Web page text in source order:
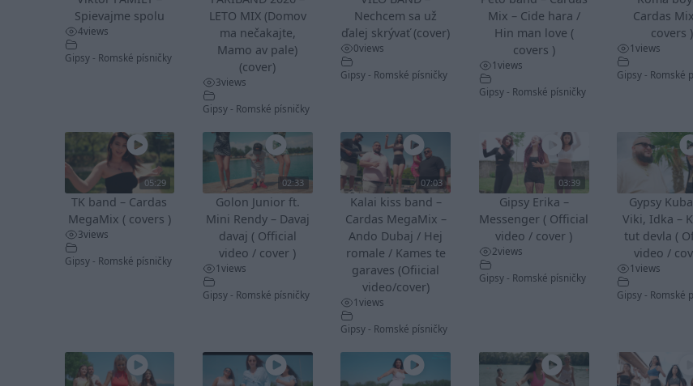
Spievajme spolu
4views
Gipsy - Romské písničky
LETO MIX (Domov
ma nečakajte,
Mamo av pale)
(cover)
3views
Gipsy - Romské písničky
Nechcem sa už
ďalej skrývať (cover)
0views
Gipsy - Romské písničky
Mix – Cide hara /
Hin man love (
covers )
1views
Gipsy - Romské písničky
Cardas
covers )
1views
Gipsy - Romské
05:29
TK band – Cardas
MegaMix ( covers )
3views
Gipsy - Romské písničky
02:33
Golon Junior ft.
Mini Rendy – Davaj
davaj ( Official
video / cover )
1views
Gipsy - Romské písničky
07:03
Kalai kiss band –
Cardas MegaMix –
Ando Dubaj / Hej
romale / Kames te
garaves (Ofiicial
video/cover)
1views
Gipsy - Romské písničky
03:39
Gipsy Erika –
Messenger ( Official
video / cover )
2views
Gipsy - Romské písničky
Gypsy
Viki, Idka –
tut devla (
video /
1views
Gipsy - Romské